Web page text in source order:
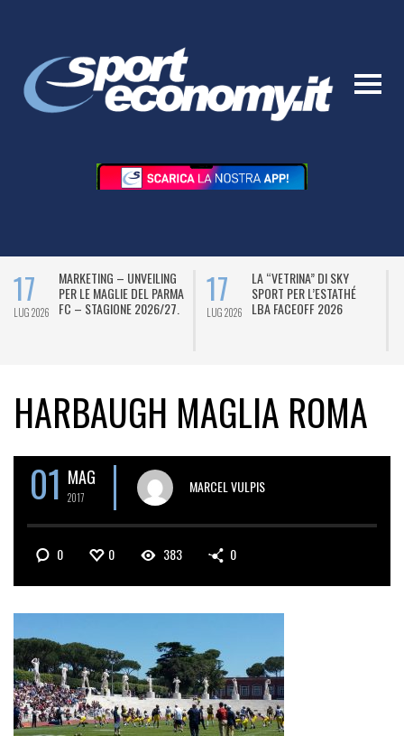
17
LUG 2026
MARKETING – UNVEILING
PER LE MAGLIE DEL PARMA
FC – STAGIONE 2026/27.
17
LUG 2026
LA “VETRINA” DI SKY
SPORT PER L’ESTATHÉ
LBA FACEOFF 2026
HARBAUGH MAGLIA ROMA
01 MAG
2017
MARCEL VULPIS
0 0 383 0